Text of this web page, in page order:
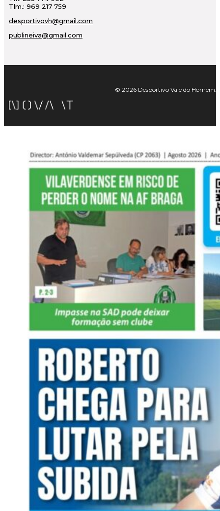
Tlm.: 969 217 759
desportivovh@gmail.com
publineiva@gmail.com
© 2026 Desportivo Vale do Homem.